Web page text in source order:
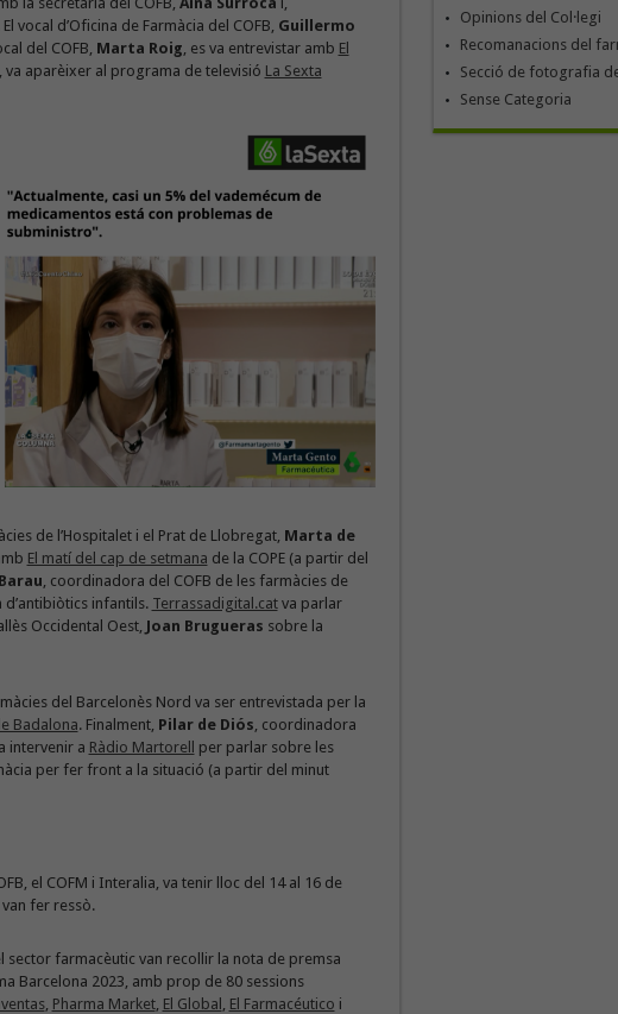
El vocal d’Oficina de Farmàcia del COFB, Guillermo
del COFB, Marta Roig, es va entrevistar amb El
, va aparèixer al programa de televisió La Sexta
de l’Hospitalet i el Prat de Llobregat, Marta de
El matí del cap de setmana de la COPE (a partir del
, coordinadora del COFB de les farmàcies de
d’antibiòtics infantils. Terrassadigital.catva parlar
Occidental Oest, Joan Brugueras sobre la
del Barcelonès Nord va ser entrevistada per la
Badalona. Finalment, Pilar de Diós, coordinadora
intervenir a Ràdio Martorell
per parlar sobre les
per fer front a la situació (a partir del minut
el COFM i Interalia, va tenir lloc del 14 al 16 de
fer ressò.
farmacèutic van recollir la nota de premsa
Barcelona 2023, amb prop de 80 sessions
, Pharma Market, El Global , El Farmacéutico i
Opinions del Col·legi
Recomanacions del
Secció de fotografia
Sense Categoria